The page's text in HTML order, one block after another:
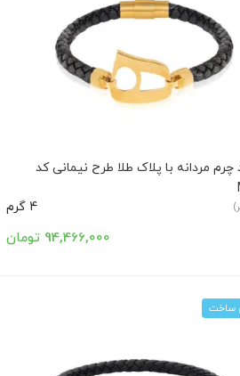
چرم مردانه با پلاک طلا طرح نیمانی کد
4 گرم
94,466,000 تومان
ساخت